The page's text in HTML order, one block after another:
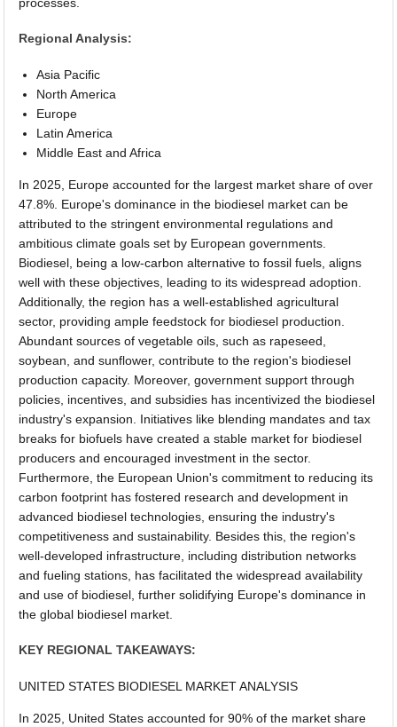
Regional Analysis:
Asia Pacific
North America
Europe
Latin America
Middle East and Africa
In 2025, Europe accounted for the largest market share of over
47.8%. Europe's dominance in the biodiesel market can be
attributed to the stringent environmental regulations and
ambitious climate goals set by European governments.
Biodiesel, being a low-carbon alternative to fossil fuels, aligns
well with these objectives, leading to its widespread adoption.
Additionally, the region has a well-established agricultural
sector, providing ample feedstock for biodiesel production.
Abundant sources of vegetable oils, such as rapeseed,
soybean, and sunflower, contribute to the region's biodiesel
production capacity. Moreover, government support through
policies, incentives, and subsidies has incentivized the biodiesel
industry's expansion. Initiatives like blending mandates and tax
breaks for biofuels have created a stable market for biodiesel
producers and encouraged investment in the sector.
Furthermore, the European Union's commitment to reducing its
carbon footprint has fostered research and development in
advanced biodiesel technologies, ensuring the industry's
competitiveness and sustainability. Besides this, the region's
well-developed infrastructure, including distribution networks
and fueling stations, has facilitated the widespread availability
and use of biodiesel, further solidifying Europe's dominance in
the global biodiesel market.
KEY REGIONAL TAKEAWAYS:
UNITED STATES BIODIESEL MARKET ANALYSIS
In 2025, United States accounted for 90% of the market share